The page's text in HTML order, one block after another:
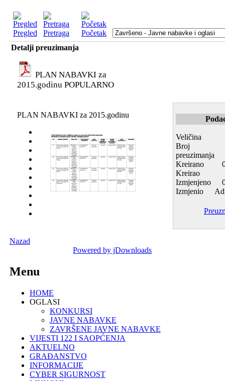
Pregled Pretraga
Početak
Detalji preuzimanja
PLAN NABAVKI za
2015.godinu POPULARNO
PLAN NABAVKI za 2015.godinu
Veličina
Broj
preuzimanja
Kreirano
Kreirao
Izmjenjeno
Izmjenio
Nazad
Powered by jDownloads
Menu
HOME
OGLASI
KONKURSI
JAVNE NABAVKE
ZAVRŠENE JAVNE NABAVKE
VIJESTI 122 I SAOPĆENJA
AKTUELNO
GRAĐANSTVO
INFORMACIJE
CYBER SIGURNOST